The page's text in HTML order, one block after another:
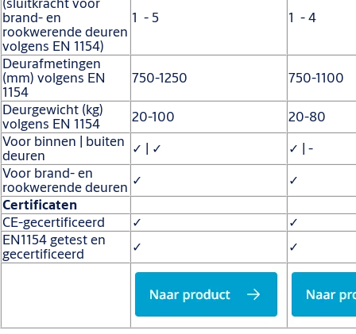
brand- en
rookwerende deuren
volgens EN 1154)
1 - 5 1 - 4
Deurafmetingen
(mm) volgens EN
1154
750-1250
750-1100
Deurgewicht (kg)
volgens EN 1154 20-100
20-80
Voor binnen | buiten
deuren ✓ | ✓
✓ | -
Voor brand- en
rookwerende deuren ✓
✓
Certificaten
CE-gecertificeerd
✓
✓
EN1154 getest en
gecertificeerd ✓ ✓